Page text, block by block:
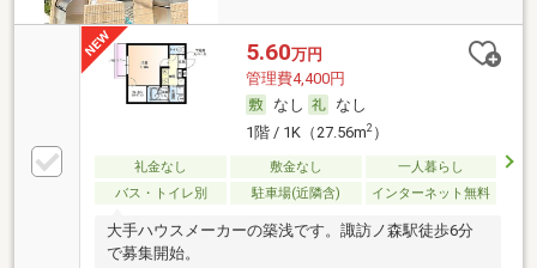
5.60万円
管理費4,400円
なし
なし
1階 / 1K（27.56m2）
礼金なし 敷金なし
一人暮らし
バス・トイレ別
駐車場(近隣含) インターネット無料
大手ハウスメーカーの築浅です。諏訪ノ森駅徒歩6分
で募集開始。